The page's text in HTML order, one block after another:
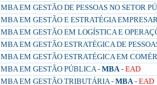
MBA EM GESTÃO DE PESSOAS NO SETOR
MBA EM GESTÃO E ESTRATÉGIA
MBA EM GESTÃO EM LOGÍSTICA E
MBA EM GESTÃO ESTRATÉGICA DE
MBA EM GESTÃO ESTRATÉGICA EM
MBA EM GESTÃO PÚBLICA - MBA- EAD
MBA EM GESTÃO TRIBUTÁRIA - MBA- EAD